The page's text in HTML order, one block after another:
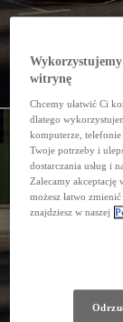
witrynę
Chcemy ułatwić Ci
dlatego
komputerze,
Twoje potrzeby i
dostarczania usług i
Zalecamy akceptację
możesz łatwo
znajdziesz w naszej